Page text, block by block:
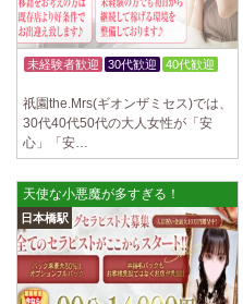
ていただきます。 とても働きやす
2025/03/29[蒲田駅]
LIVSPA (リブスパ) 蒲田ルーム
当店の募集は嘘偽り等なく、記載
ていただきます。 とても働きやす
2025/03/28
初めまして、大人の隠れ家の女店長
時のセクハラを撲滅するために女
2025/03/28[渋谷駅]
大人の隠れ家 渋谷ルーム
未経験者歓迎 30代歓迎
40代歓迎
祇園the.Mrs(ギオンザミセス)では、
30代40代50代の大人女性が「安
心」「安…
天使な小悪魔が多すぎる！
日本橋駅